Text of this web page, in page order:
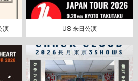
演 US 来日公演